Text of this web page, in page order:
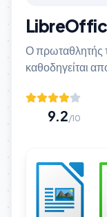
Ο πρωταθλητής
καθοδηγείται
9.2/10